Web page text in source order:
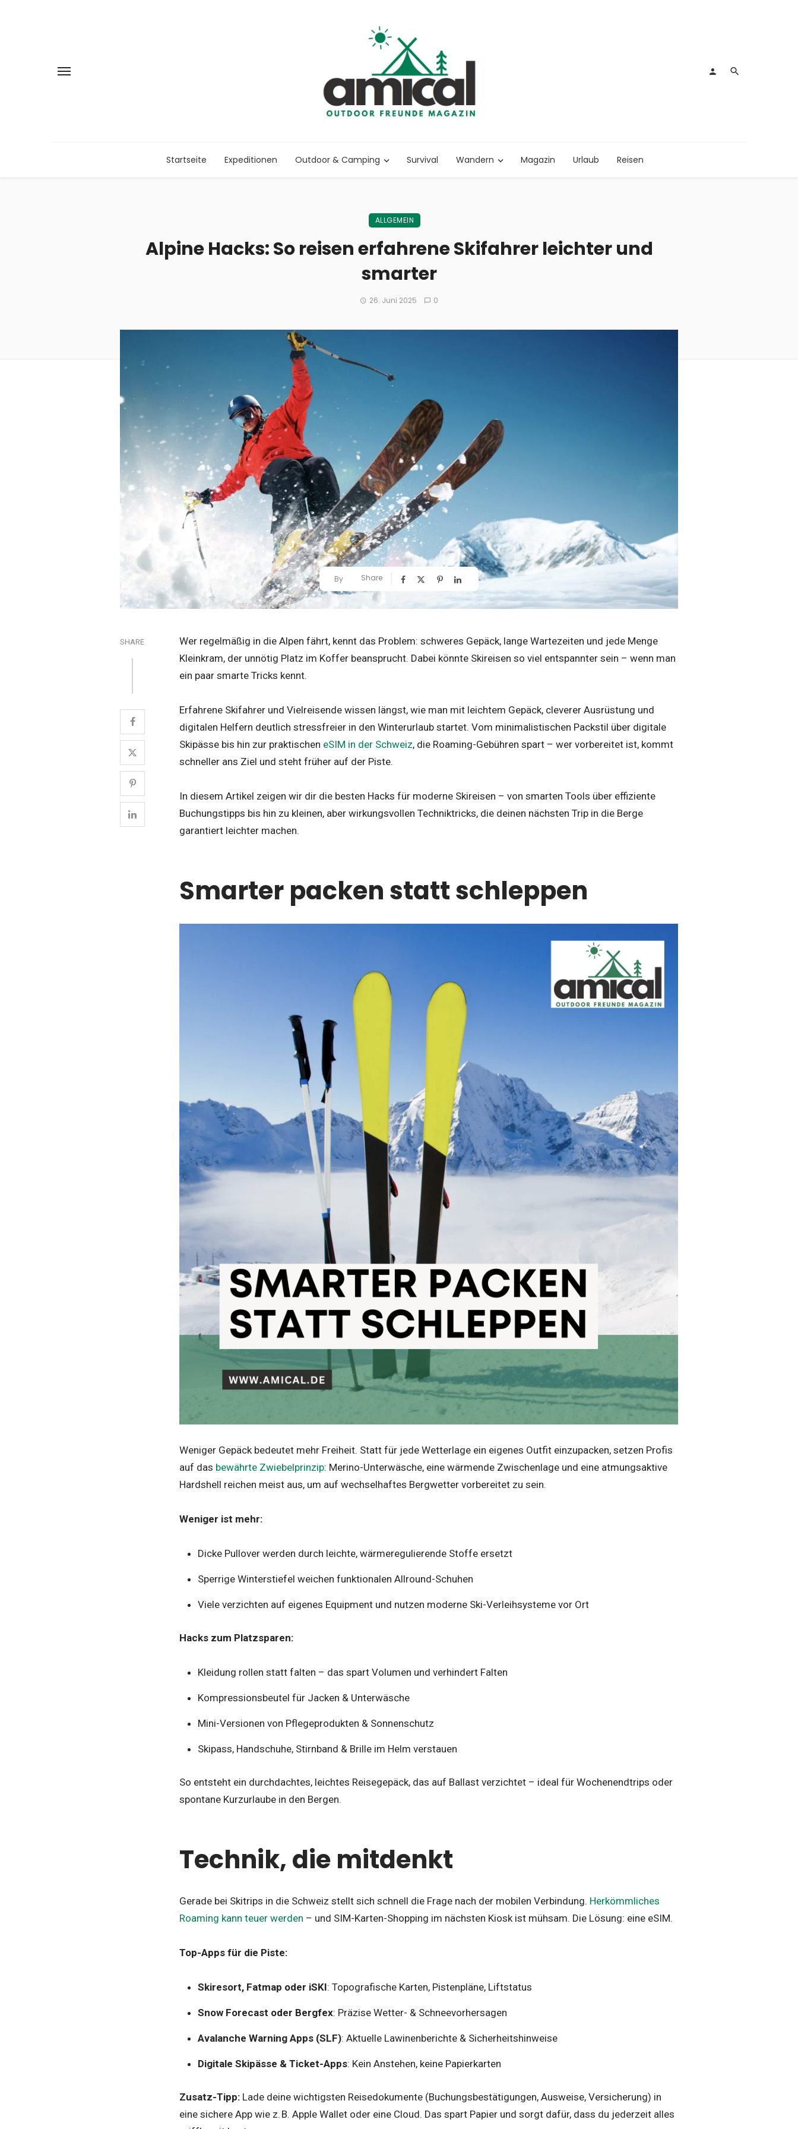
Startseite Expeditionen Outdoor & Camping Survival Wandern Magazin Urlaub Reisen
ALLGEMEIN
Alpine Hacks: So reisen erfahrene Skifahrer leichter und
smarter
26. Juni 2025 0
By Share
SHARE
Wer regelmäßig in die Alpen fährt, kennt das Problem: schweres Gepäck, lange Wartezeiten und jede Menge
Kleinkram, der unnötig Platz im Koffer beansprucht. Dabei könnte Skireisen so viel entspannter sein – wenn man
ein paar smarte Tricks kennt.
Erfahrene Skifahrer und Vielreisende wissen längst, wie man mit leichtem Gepäck, cleverer Ausrüstung und
digitalen Helfern deutlich stressfreier in den Winterurlaub startet. Vom minimalistischen Packstil über digitale
Skipässe bis hin zur praktischen eSIM in der Schweiz, die Roaming-Gebühren spart – wer vorbereitet ist, kommt
schneller ans Ziel und steht früher auf der Piste.
In diesem Artikel zeigen wir dir die besten Hacks für moderne Skireisen – von smarten Tools über effiziente
Buchungstipps bis hin zu kleinen, aber wirkungsvollen Techniktricks, die deinen nächsten Trip in die Berge
garantiert leichter machen.
Smarter packen statt schleppen
Weniger Gepäck bedeutet mehr Freiheit. Statt für jede Wetterlage ein eigenes Outfit einzupacken, setzen Profis
auf das bewährte Zwiebelprinzip: Merino-Unterwäsche, eine wärmende Zwischenlage und eine atmungsaktive
Hardshell reichen meist aus, um auf wechselhaftes Bergwetter vorbereitet zu sein.
Weniger ist mehr:
Dicke Pullover werden durch leichte, wärmeregulierende Stoffe ersetzt
Sperrige Winterstiefel weichen funktionalen Allround-Schuhen
Viele verzichten auf eigenes Equipment und nutzen moderne Ski-Verleihsysteme vor Ort
Hacks zum Platzsparen:
Kleidung rollen statt falten – das spart Volumen und verhindert Falten
Kompressionsbeutel für Jacken & Unterwäsche
Mini-Versionen von Pflegeprodukten & Sonnenschutz
Skipass, Handschuhe, Stirnband & Brille im Helm verstauen
So entsteht ein durchdachtes, leichtes Reisegepäck, das auf Ballast verzichtet – ideal für Wochenendtrips oder
spontane Kurzurlaube in den Bergen.
Technik, die mitdenkt
Gerade bei Skitrips in die Schweiz stellt sich schnell die Frage nach der mobilen Verbindung. Herkömmliches
Roaming kann teuer werden – und SIM-Karten-Shopping im nächsten Kiosk ist mühsam. Die Lösung: eine eSIM.
Top-Apps für die Piste:
Skiresort, Fatmap oder iSKI: Topografische Karten, Pistenpläne, Liftstatus
Snow Forecast oder Bergfex: Präzise Wetter- & Schneevorhersagen
Avalanche Warning Apps (SLF): Aktuelle Lawinenberichte & Sicherheitshinweise
Digitale Skipässe & Ticket-Apps: Kein Anstehen, keine Papierkarten
Zusatz-Tipp: Lade deine wichtigsten Reisedokumente (Buchungsbestätigungen, Ausweise, Versicherung) in
eine sichere App wie z. B. Apple Wallet oder eine Cloud. Das spart Papier und sorgt dafür, dass du jederzeit alles